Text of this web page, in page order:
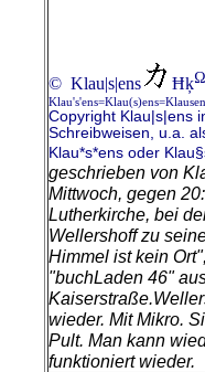
© Klau|s|ens ĦķΩ
Copyright Klau|s|ens
Schreibweisen, u.a.
Klau*s*ens oder
geschrieben von
Mittwoch, gegen
Lutherkirche, bei
Wellershoff zu
Himmel ist kein
"buchLaden 46"
Kaiserstraße.
wieder. Mit Mikro.
Pult. Man kann
funktioniert wieder.